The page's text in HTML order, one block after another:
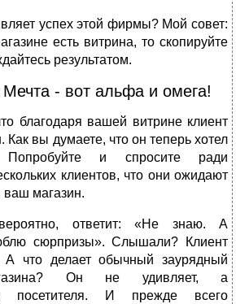
успех этой фирмы? Мой совет:
есть витрина, то скопируйте
результатом.
- вот альфа и омега!
благодаря вашей витрине клиент
Как вы думаете, что он теперь хотел
и спросите ради
клиентов, что они ожидают
ваш магазин.
ответит: «Не знаю. А
сюрпризы». Слышали? Клиент
А что делает обычный заурядный
Он не удивляет, а
посетителя. И прежде всего